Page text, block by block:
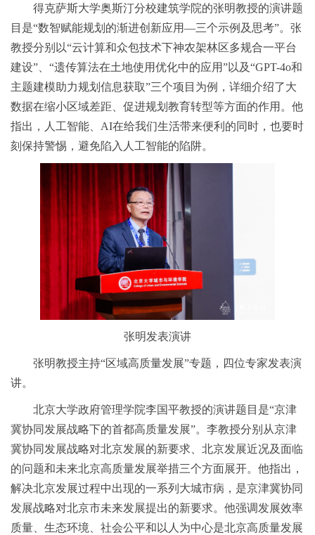
得克萨斯大学奥斯汀分校建筑学院的张明教授的演讲题
目是“数智赋能规划的渐进创新应用—三个示例及思考”。张
教授分别以“云计算和众包技术下神农架林区多规合一平台
建设”、“遗传算法在土地使用优化中的应用”以及“GPT-4o和
主题建模助力规划信息获取”三个项目为例，详细介绍了大
数据在缩小区域差距、促进规划教育转型等方面的作用。他
指出，人工智能、AI在给我们生活带来便利的同时，也要时
刻保持警惕，避免陷入人工智能的陷阱。
张明发表演讲
张明教授主持“区域高质量发展”专题，四位专家发表演
讲。
北京大学政府管理学院李国平教授的演讲题目是“京津
冀协同发展战略下的首都高质量发展”。李教授分别从京津
冀协同发展战略对北京发展的新要求、北京发展近况及面临
的问题和未来北京高质量发展举措三个方面展开。他指出，
解决北京发展过程中出现的一系列大城市病，是京津冀协同
发展战略对北京市未来发展提出的新要求。他强调发展效率
质量、生态环境、社会公平和以人为中心是北京高质量发展